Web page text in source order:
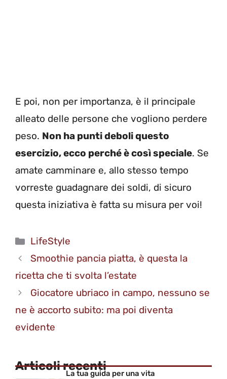
E poi, non per importanza, è il principale
alleato delle persone che vogliono perdere
peso. Non ha punti deboli questo
esercizio, ecco perché è così speciale. Se
amate camminare e, allo stesso tempo
vorreste guadagnare dei soldi, di sicuro
questa iniziativa è fatta su misura per voi!
Categorie
LifeStyle
Smoothie pancia piatta, è questa la
ricetta che ti svolta l’estate
Giocatore ubriaco in campo, nessuno se
ne è accorto subito: ma poi diventa
evidente
Articoli recenti
La tua guida per una vita